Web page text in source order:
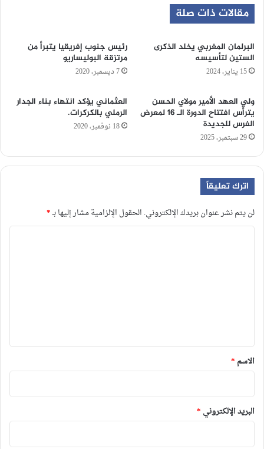
مقالات ذات صلة
البرلمان المغربي يخلد الذكرى
الستين لتأسيسه
15 يناير، 2024
رئيس جنوب إفريقيا يتبرأ من
مرتزقة البوليساريو
7 ديسمبر، 2020
ولي العهد الأمير مولاي الحسن
يترأس افتتاح الدورة الـ 16 لمعرض
الفرس للجديدة
29 سبتمبر، 2025
العثماني يؤكد انتهاء بناء الجدار
الرملي بالكركرات.
18 نوفمبر، 2020
اترك تعليقاً
لن يتم نشر عنوان بريدك الإلكتروني. الحقول الإلزامية مشار إليها بـ*
*
الاسم *
البريد الإلكتروني *